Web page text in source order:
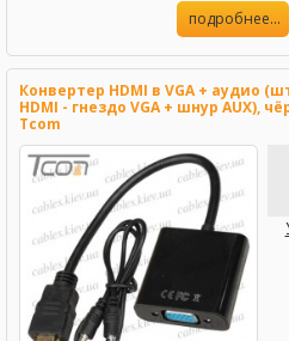
подробнее...
Конвертер HDMI в VGA + аудио
HDMI - гнездо VGA + шнур AUX),
Tcom